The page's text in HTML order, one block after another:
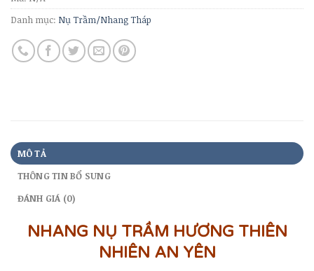
Danh mục: Nụ Trầm/Nhang Tháp
MÔ TẢ
THÔNG TIN BỔ SUNG
ĐÁNH GIÁ (0)
NHANG NỤ TRẦM HƯƠNG THIÊN
NHIÊN AN YÊN